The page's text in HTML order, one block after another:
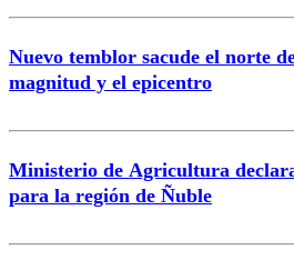
Nuevo temblor sacude el norte
magnitud y el epicentro
Ministerio de Agricultura
para la región de Ñuble